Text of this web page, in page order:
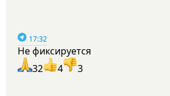
17:32
Не фиксируется
32
4 3